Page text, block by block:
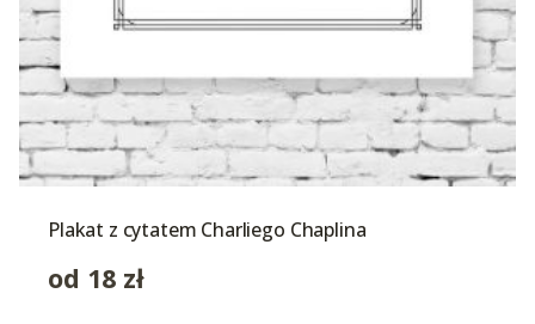
Plakat z cytatem Charliego Chaplina
od 18 zł